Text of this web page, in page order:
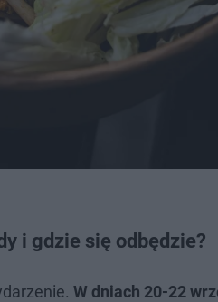
i gdzie się odbędzie?
W dniach 20-22